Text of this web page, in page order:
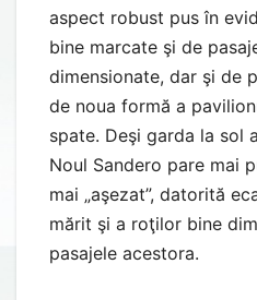
aspect robust pus în
bine marcate şi de
dimensionate, dar şi de
de noua formă a
spate. Deşi garda la sol
Noul Sandero pare mai
mai „aşezat”, datorită
mărit şi a roţilor bine
pasajele acestora.